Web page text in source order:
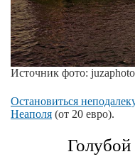
Источник фото:
Остановиться
Неаполя (от 20 евро).
Голубой